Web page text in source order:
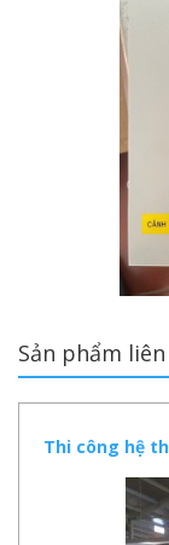
Sản phẩm
Thi công hệ